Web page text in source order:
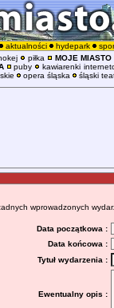
aktualności hydepark
piłka
MOJE MIASTO
puby
kawiarenki
opera śląska śląski
wprowadzonych
Data początkowa :
Data końcowa :
Tytuł wydarzenia :
Ewentualny opis :